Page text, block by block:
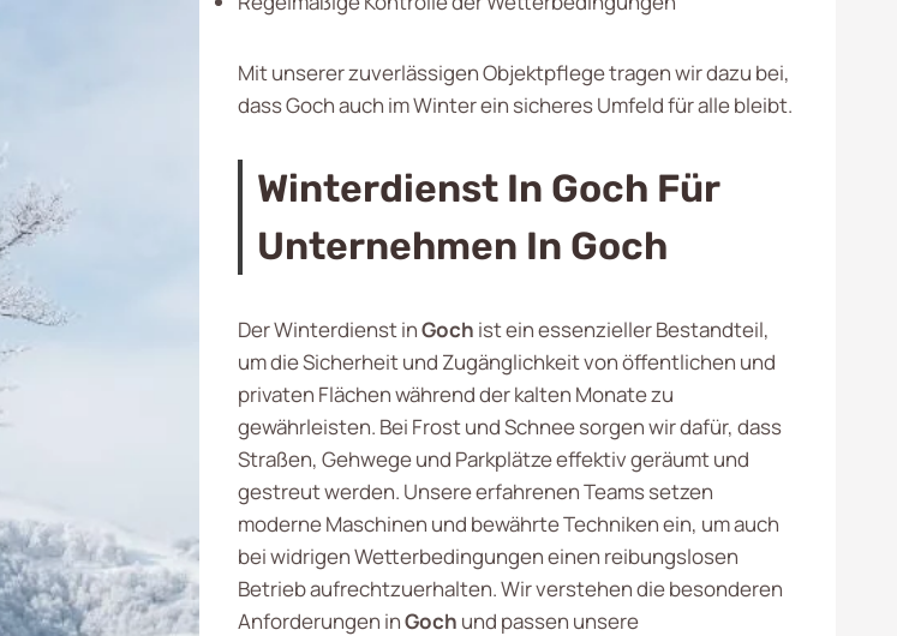
Mit unserer zuverlässigen Objektpflege tragen wir dazu bei,
dass Goch auch im Winter ein sicheres Umfeld für alle bleibt.
Winterdienst In Goch Für
Unternehmen In Goch
Der Winterdienst inGoch ist ein essenzieller Bestandteil,
um die Sicherheit und Zugänglichkeit von öffentlichen und
privaten Flächen während der kalten Monate zu
gewährleisten. Bei Frost und Schnee sorgen wir dafür, dass
Straßen, Gehwege und Parkplätze effektiv geräumt und
gestreut werden. Unsere erfahrenen Teams setzen
moderne Maschinen und bewährte Techniken ein, um auch
bei widrigen Wetterbedingungen einen reibungslosen
Betrieb aufrechtzuerhalten. Wir verstehen die besonderen
Anforderungen inGoch und passen unsere